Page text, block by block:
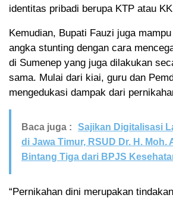
identitas pribadi berupa KTP atau
Kemudian, Bupati Fauzi juga
angka stunting dengan cara
di Sumenep yang juga dilakukan
sama. Mulai dari kiai, guru dan
mengedukasi dampak dari
Baca juga :
Sajikan Digitalisasi
di Jawa Timur, RSUD Dr. H. Moh.
Bintang Tiga dari BPJS
“Pernikahan dini merupakan